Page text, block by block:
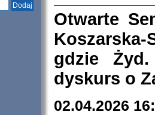
Otwarte
Koszarska-
gdzie
dyskurs o
02.04.2026